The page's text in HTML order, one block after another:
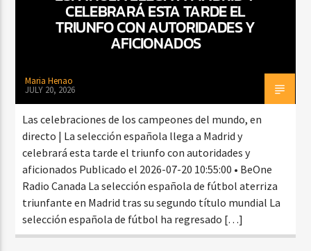
CELEBRARÁ ESTA TARDE EL
TRIUNFO CON AUTORIDADES Y
AFICIONADOS
Maria Henao
JULY 20, 2026
Las celebraciones de los campeones del mundo, en
directo | La selección española llega a Madrid y
celebrará esta tarde el triunfo con autoridades y
aficionados Publicado el 2026-07-20 10:55:00 • BeOne
Radio Canada La selección española de fútbol aterriza
triunfante en Madrid tras su segundo título mundial La
selección española de fútbol ha regresado […]